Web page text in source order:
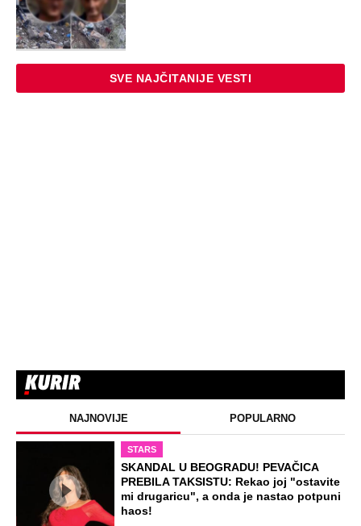
SVE NAJČITANIJE VESTI
NAJNOVIJE POPULARNO
STARS
SKANDAL U BEOGRADU! PEVAČICA
PREBILA TAKSISTU: Rekao joj "ostavite
mi drugaricu", a onda je nastao potpuni
haos!